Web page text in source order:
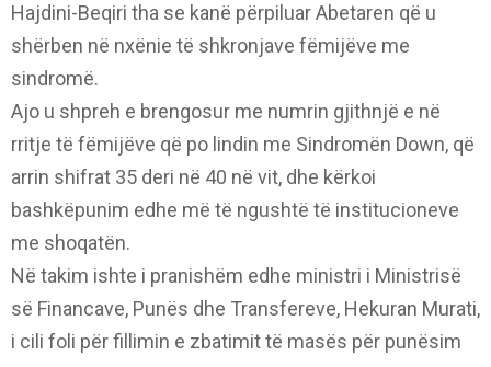
Hajdini-Beqiri tha se kanë përpiluar Abetaren që u
shërben në nxënie të shkronjave fëmijëve me
sindromë.
Ajo u shpreh e brengosur me numrin gjithnjë e në
rritje të fëmijëve që po lindin me Sindromën Down, që
arrin shifrat 35 deri në 40 në vit, dhe kërkoi
bashkëpunim edhe më të ngushtë të institucioneve
me shoqatën.
Në takim ishte i pranishëm edhe ministri i Ministrisë
së Financave, Punës dhe Transfereve, Hekuran Murati,
i cili foli për fillimin e zbatimit të masës për punësim